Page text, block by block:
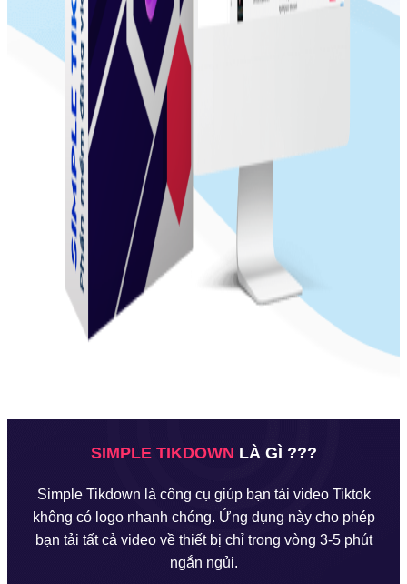
SIMPLE TIKDOWN LÀ GÌ ???
Simple Tikdown là công cụ giúp bạn tải video Tiktok
không có logo nhanh chóng. Ứng dụng này cho phép
bạn tải tất cả video về thiết bị chỉ trong vòng 3-5 phút
ngắn ngủi.